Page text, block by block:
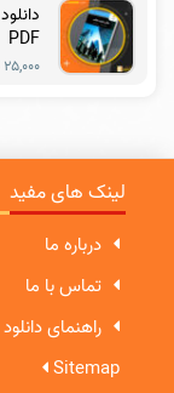
PDF
۲۵,۰۰۰ تومان
لینک های مفید
درباره ما
تماس با ما
راهنمای دانلود
Sitemap